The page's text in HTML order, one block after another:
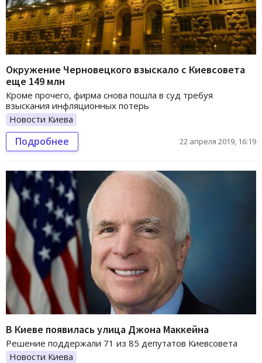
Окружение Черновецкого взыскало с Киевсовета
еще 149 млн
Кроме прочего, фирма снова пошла в суд требуя
взыскания инфляционных потерь
Новости Киева
Подробнее 22 апреля 2019, 16:19
В Киеве появилась улица Джона Маккейна
Решение поддержали 71 из 85 депутатов Киевсовета
Новости Киева